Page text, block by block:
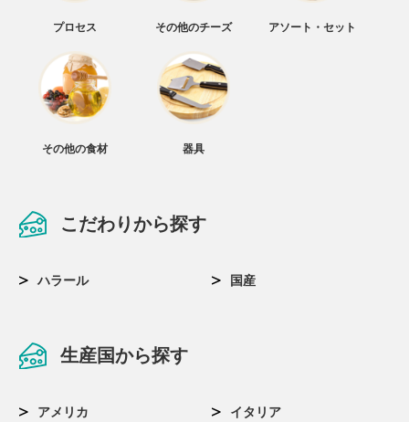
プロセス その他のチーズ アソート・セット
その他の食材 器具
こだわりから探す
ハラール 国産
生産国から探す
アメリカ イタリア